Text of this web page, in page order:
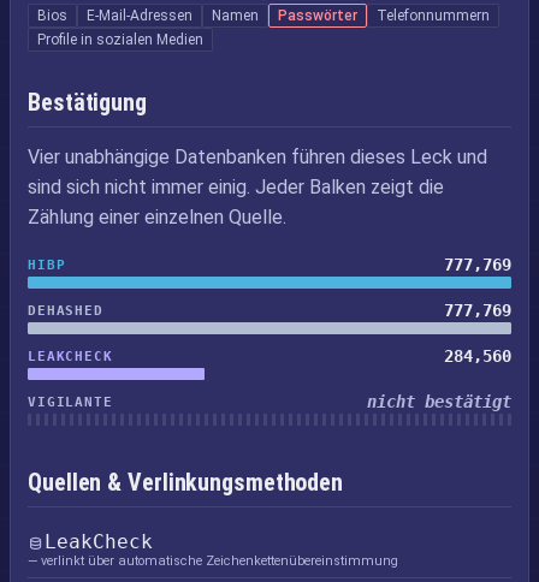
Bios E-Mail-Adressen Namen Passwörter
Telefonnummern
Profile in sozialen Medien
Bestätigung
Vier unabhängige Datenbanken führen dieses Leck und
sind sich nicht immer einig. Jeder Balken zeigt die
Zählung einer einzelnen Quelle.
HIBP 777,769
DEHASHED 777,769
LEAKCHECK 284,560
VIGILANTE nicht bestätigt
Quellen & Verlinkungsmethoden
LeakCheck
— verlinkt über automatische Zeichenkettenübereinstimmung